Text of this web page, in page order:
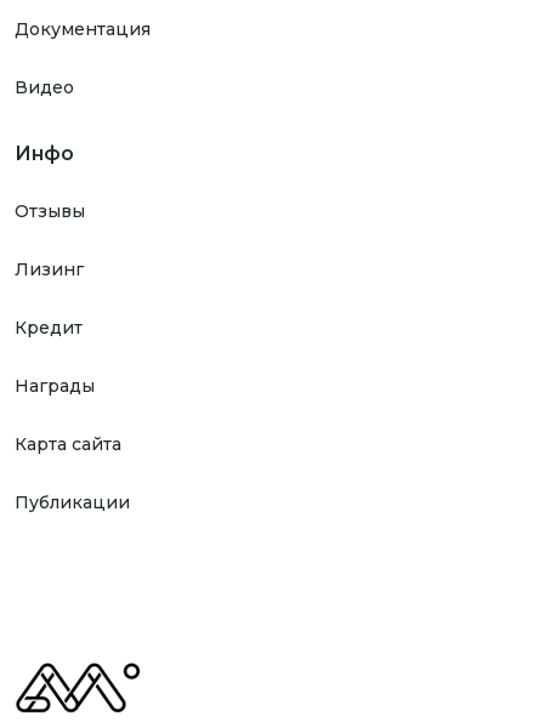
Документация
Видео
Инфо
Отзывы
Лизинг
Кредит
Награды
Карта сайта
Публикации